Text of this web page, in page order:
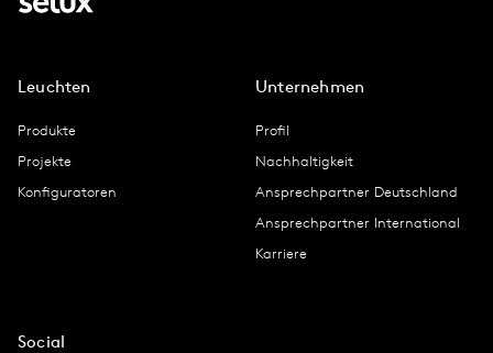
Leuchten
Produkte
Projekte
Konfiguratoren
Unternehmen
Profil
Nachhaltigkeit
Ansprechpartner Deutschland
Ansprechpartner International
Karriere
Social